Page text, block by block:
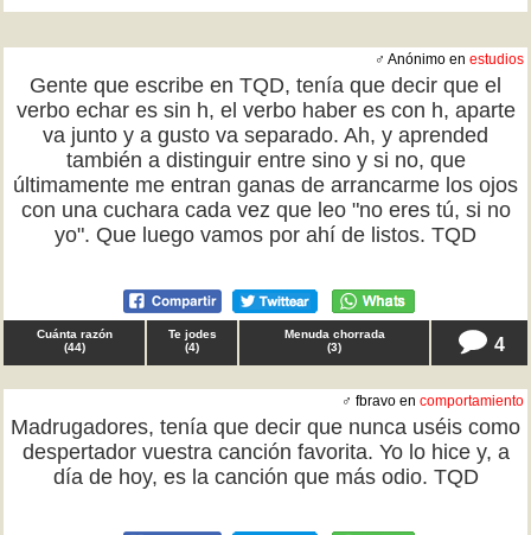
♂ Anónimo en estudios
Gente que escribe en TQD, tenía que decir que el
verbo echar es sin h, el verbo haber es con h, aparte
va junto y a gusto va separado. Ah, y aprended
también a distinguir entre sino y si no, que
últimamente me entran ganas de arrancarme los ojos
con una cuchara cada vez que leo "no eres tú, si no
yo". Que luego vamos por ahí de listos. TQD
Cuánta razón
(44)
Te jodes
(4)
Menuda chorrada
(3) 4
♂ fbravo en comportamiento
Madrugadores, tenía que decir que nunca uséis como
despertador vuestra canción favorita. Yo lo hice y, a
día de hoy, es la canción que más odio. TQD